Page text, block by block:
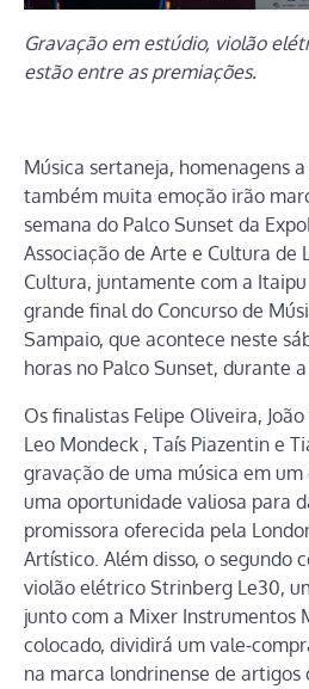
Gravação em estúdio, violão
estão entre as premiações.
Música sertaneja, homenagens
também muita emoção irão
semana do Palco Sunset da
Associação de Arte e Cultura de
Cultura, juntamente com a
grande final do Concurso de
Sampaio, que acontece neste
horas no Palco Sunset, durante
Os finalistas Felipe Oliveira,
Leo Mondeck , Taís Piazentin e
gravação de uma música em
uma oportunidade valiosa para
promissora oferecida pela
Artístico. Além disso, o segundo
violão elétrico Strinberg Le30,
junto com a Mixer Instrumentos
colocado, dividirá um vale-
na marca londrinense de artigos